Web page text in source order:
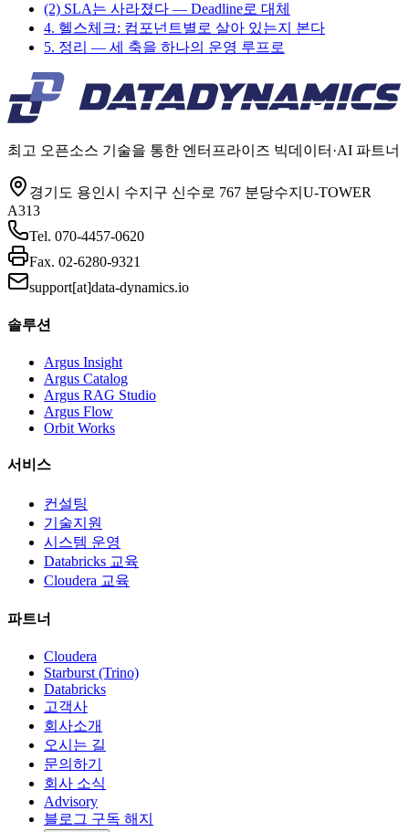
(2) SLA는 사라졌다 — Deadline로 대체
4. 헬스체크: 컴포넌트별로 살아 있는지 본다
5. 정리 — 세 축을 하나의 운영 루프로
최고 오픈소스 기술을 통한 엔터프라이즈 빅데이터·AI 파트너
경기도 용인시 수지구 신수로 767 분당수지U-TOWER
A313
Tel. 070-4457-0620
Fax. 02-6280-9321
support[at]data-dynamics.io
솔루션
Argus Insight
Argus Catalog
Argus RAG Studio
Argus Flow
Orbit Works
서비스
컨설팅
기술지원
시스템 운영
Databricks 교육
Cloudera 교육
파트너
Cloudera
Starburst (Trino)
Databricks
고객사
회사소개
오시는 길
문의하기
회사 소식
Advisory
블로그 구독 해지